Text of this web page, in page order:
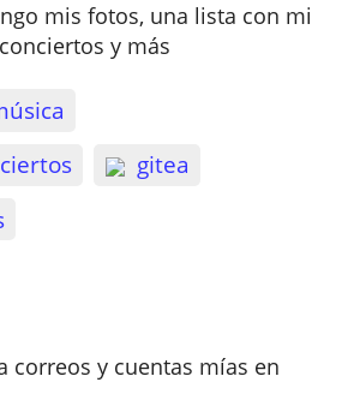
mis fotos, una lista con mi
y más
gitea
correos y cuentas mías en